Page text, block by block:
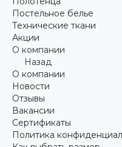
Постельное белье
Технические ткани
Акции
О компании
Назад
О компании
Новости
Отзывы
Вакансии
Сертификаты
Политика